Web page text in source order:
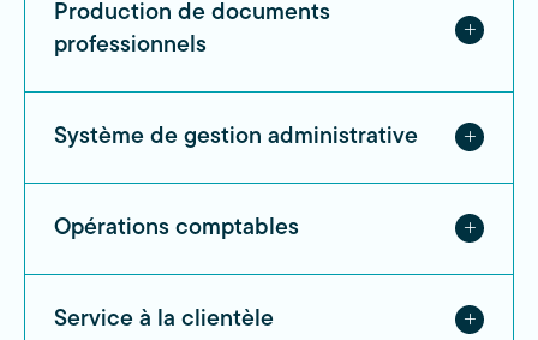
Production de documents
professionnels
Système de gestion administrative
Opérations comptables
Service à la clientèle